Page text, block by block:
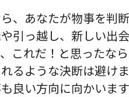
、あなたが物事を判
引っ越し、新しい出
これだ！と思ったな
るような決断は避け
良い方向に向かいます